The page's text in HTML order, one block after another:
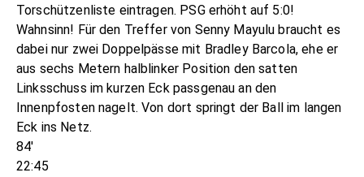
Torschützenliste eintragen. PSG erhöht auf 5:0!
Wahnsinn! Für den Treffer von Senny Mayulu braucht es
dabei nur zwei Doppelpässe mit Bradley Barcola, ehe er
aus sechs Metern halblinker Position den satten
Linksschuss im kurzen Eck passgenau an den
Innenpfosten nagelt. Von dort springt der Ball im langen
Eck ins Netz.
84'
22:45